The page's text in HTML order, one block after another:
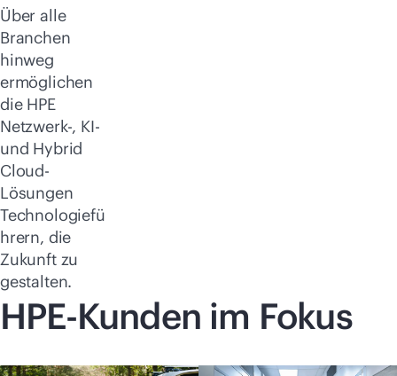
Über alle
Branchen
hinweg
ermöglichen
die HPE
Netzwerk-, KI-
und Hybrid
Cloud-
Lösungen
Technologiefü
hrern, die
Zukunft zu
gestalten.
HPE-Kunden im Fokus